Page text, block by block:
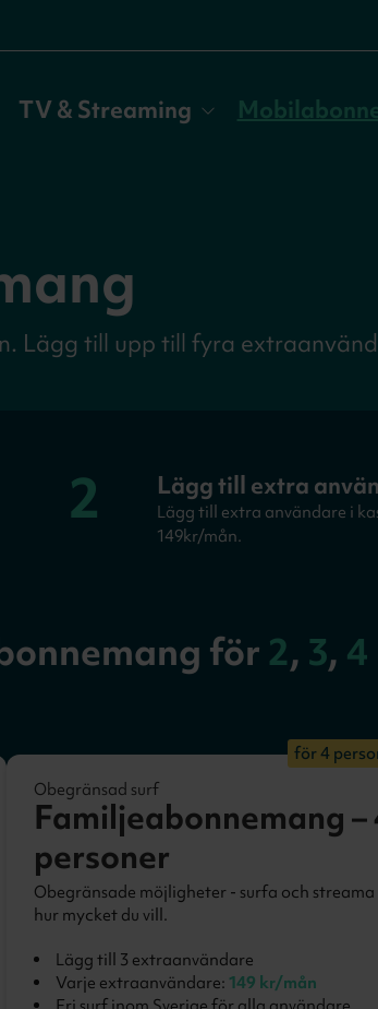
TV & Streaming
Lägg till upp till fyra
2 Lägg till extra
Lägg till extra användare i
149kr/mån.
för 2, 3, 4
för 4
Obegränsad surf
Familjeabonnemang –
personer
Obegränsade möjligheter - surfa och streama
hur mycket du vill.
Lägg till 3 extraanvändare
Varje extraanvändare: 149 kr/mån